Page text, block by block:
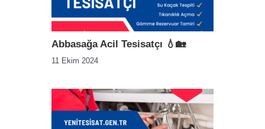
Abbasağa Acil Tesisatçı 💧🏡
11 Ekim 2024